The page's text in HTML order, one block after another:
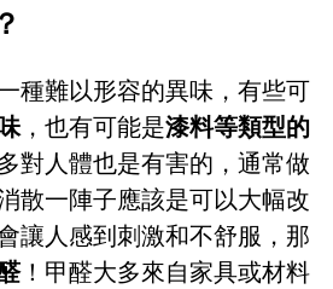
種難以形容的異味，有些可
，也有可能是漆料等類型的
對人體也是有害的，通常做
散一陣子應該是可以大幅改
讓人感到刺激和不舒服，那
！甲醛大多來自家具或材料